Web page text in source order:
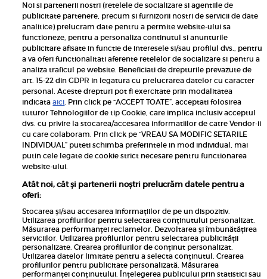
Inscrie-te la newsletterul UNICA
Pariază responsabil! Decizia ONJN nr. 821/25.09.2025.
Jocurile de noroc sunt interzise minorilor.
Links
Calculator sarcina
Rețete
Libertatea
Viva
Libertatea pentru femei
Noi si partenerii nostri (retelele de socializare si agentiile de
publicitate partenere, precum si furnizorii nostri de servicii de date
analitice) prelucram date pentru a permite website-ului sa
functioneze, pentru a personaliza continutul si anunturile
publicitare afisate in functie de interesele si/sau profilul dvs., pentru
a va oferi functionalitati aferente retelelor de socializare si pentru a
analiza traficul pe website. Beneficiati de drepturile prevazute de
art. 15-22 din GDPR in legatura cu prelucrarea datelor cu caracter
personal. Aceste drepturi pot fi exercitate prin modalitatea
indicataaici. Prin click pe “ACCEPT TOATE”, acceptati folosirea
tuturor Tehnologiilor de tip Cookie, care implica inclusiv acceptul
dvs. cu privire la stocarea/accesarea informatiilor de catre Vendor-ii
cu care colaboram. Prin click pe “VREAU SA MODIFIC SETARILE
INDIVIDUAL” puteti schimba preferintele in mod individual, mai
putin cele legate de cookie strict necesare pentru functionarea
website-ului.
Atât noi, cât și partenerii noștri prelucrăm datele pentru a
oferi:
Stocarea și/sau accesarea informațiilor de pe un dispozitiv.
Utilizarea profilurilor pentru selectarea conținutului personalizat.
Măsurarea performanței reclamelor. Dezvoltarea și îmbunătățirea
serviciilor. Utilizarea profilurilor pentru selectarea publicității
personalizate. Crearea profilurilor de conținut personalizat.
Utilizarea datelor limitate pentru a selecta conținutul. Crearea
profilurilor pentru publicitate personalizată. Măsurarea
performanței conținutului. Înțelegerea publicului prin statistici sau